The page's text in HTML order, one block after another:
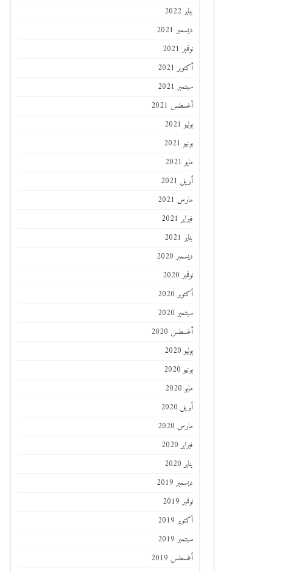
يناير 2022
ديسمبر 2021
نوفمبر 2021
أكتوبر 2021
سبتمبر 2021
أغسطس 2021
يوليو 2021
يونيو 2021
مايو 2021
أبريل 2021
مارس 2021
فبراير 2021
يناير 2021
ديسمبر 2020
نوفمبر 2020
أكتوبر 2020
سبتمبر 2020
أغسطس 2020
يوليو 2020
يونيو 2020
مايو 2020
أبريل 2020
مارس 2020
فبراير 2020
يناير 2020
ديسمبر 2019
نوفمبر 2019
أكتوبر 2019
سبتمبر 2019
أغسطس 2019